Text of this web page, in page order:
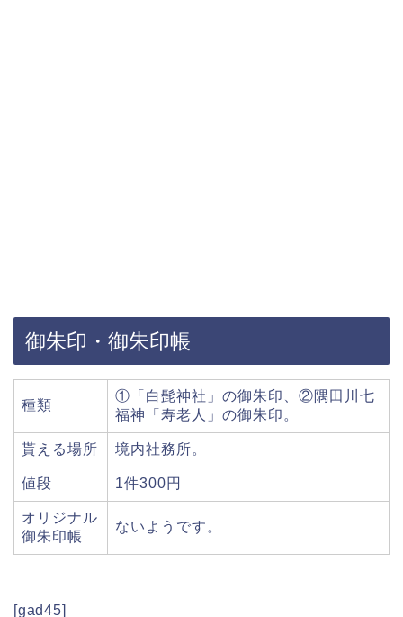
御朱印・御朱印帳
種類
①「白髭神社」の御朱印、②隅田川七
福神「寿老人」の御朱印。
貰える場所 境内社務所。
値段 1件300円
オリジナル
御朱印帳
ないようです。
[gad45]